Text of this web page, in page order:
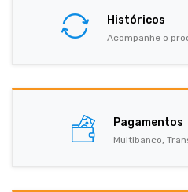
Históricos
Acompanhe o
Pagamentos
Multibanco,